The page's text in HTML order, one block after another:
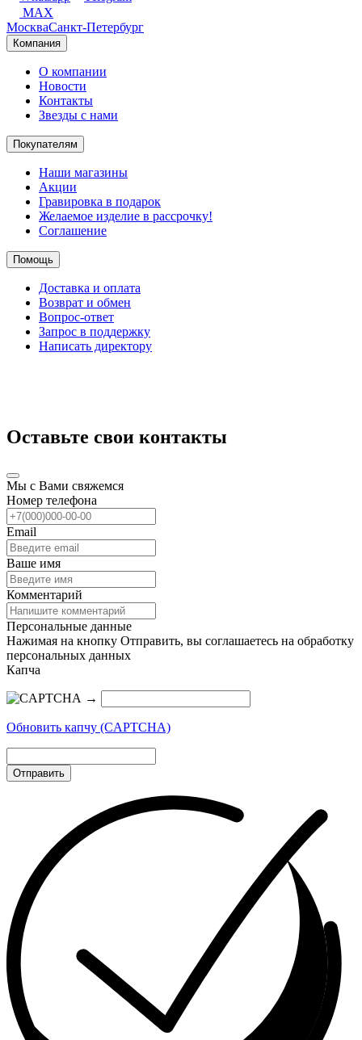
MAX
МоскваСанкт-Петербург
Компания
О компании
Новости
Контакты
Звезды с нами
Покупателям
Наши магазины
Акции
Гравировка в подарок
Желаемое изделие в рассрочку!
Соглашение
Помощь
Доставка и оплата
Возврат и обмен
Вопрос-ответ
Запрос в поддержку
Написать директору
Оставьте свои контакты
Мы с Вами свяжемся
Номер телефона
Email
Ваше имя
Комментарий
Персональные данные
Нажимая на кнопку Отправить, вы соглашаетесь на обработку
персональных данных
Капча
→
Обновить капчу (CAPTCHA)
Отправить